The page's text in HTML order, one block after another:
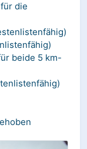
die
beide 5 km-